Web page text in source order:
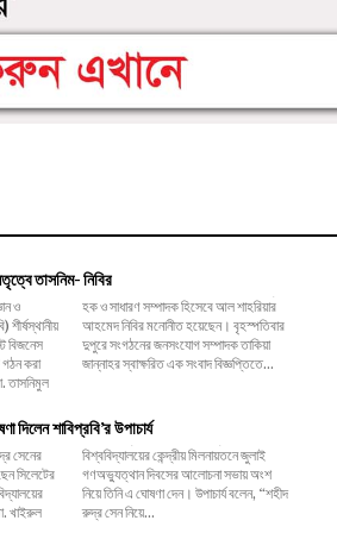
তাসনিম- নিবির
শীর্ষস্থানীয়
বিজনেস
গঠন করা
তাসনিমুল
তাকিয়া
জান্নাহর স্বাক্ষরিত এক সংবাদ বিজ্ঞপ্তিতে...
দিলেন শাবিপ্রবি’র উপাচার্য
সিলেটের
খাইরুল
অংশ
‌“শহীদ
রুদ্র সেন নিয়ে...